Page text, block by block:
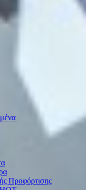
Προφόρτισης